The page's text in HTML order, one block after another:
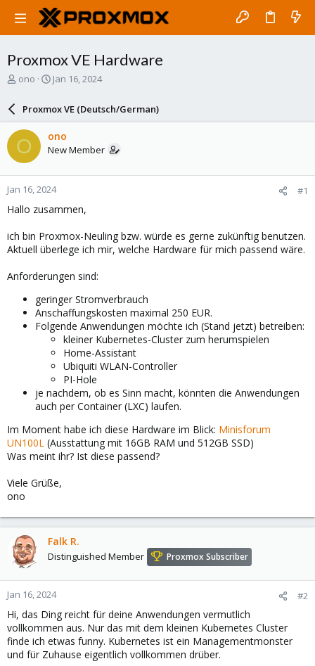
Proxmox VE Hardware
T
a
d
s
t
a
r
t
e
ono
S
r
d
a
e
Jan 16, 2024
Proxmox VE (Deutsch/German)
O ono
New Member
Jan 16, 2024 #1
Hallo zusammen,
ich bin Proxmox-Neuling bzw. würde es gerne zukünftig benutzen.
Aktuell überlege ich mir, welche Hardware für mich passend wäre.
Anforderungen sind:
geringer Stromverbrauch
Anschaffungskosten maximal 250 EUR.
Folgende Anwendungen möchte ich (Stand jetzt) betreiben:
kleiner Kubernetes-Cluster zum herumspielen
Home-Assistant
Ubiquiti WLAN-Controller
PI-Hole
je nachdem, ob es Sinn macht, könnten die Anwendungen
auch per Container (LXC) laufen.
Im Moment habe ich diese Hardware im Blick: Minisforum
UN100L (Ausstattung mit 16GB RAM und 512GB SSD)
Was meint ihr? Ist diese passend?
Viele Grüße,
ono
Falk R.
Distinguished Member Proxmox Subscriber
Jan 16, 2024 #2
Hi, das Ding reicht für deine Anwendungen vermutlich
vollkommen aus. Nur das mit dem kleinen Kubernetes Cluster
finde ich etwas funny. Kubernetes ist ein Managementmonster
und für Zuhause eigentlich vollkommen drüber.